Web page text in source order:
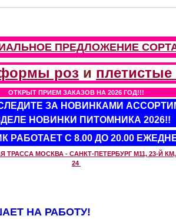
ПРЕДЛОЖЕНИЕ
роз и
ОТКРЫТ ПРИЕМ ЗАКАЗОВ НА 2026 ГОД!!!
СЛЕДИТЕ ЗА НОВИНКАМИ
НОВИНКИ ПИТОМНИКА 2026!!
РАБОТАЕТ С 8.00 ДО 20.00
МОСКВА - САНКТ-ПЕТЕРБУРГ М11, 23-Й
24
НА РАБОТУ!